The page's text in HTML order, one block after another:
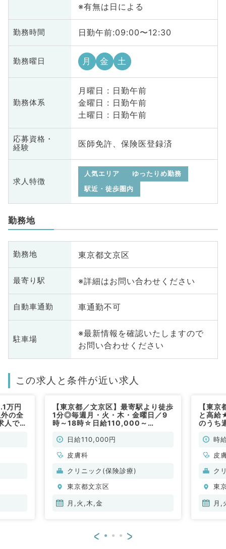
※有無は日による
勤務時間 日勤午前:09:00〜12:30
勤務曜日 月 金 土
勤務体系
月曜日 : 日勤午前
金曜日 : 日勤午前
土曜日 : 日勤午前
応募資格・
経験
医師免許、保険医登録済
求人特徴
人気エリア
ゆったりめ勤務
駅近・徒歩圏内
勤務地
勤務地 東京都文京区
最寄り駅 ※詳細はお問い合わせください
自動車通勤 車通勤不可
駐車場
※最新情報を確認いたしますので
お問い合わせください
この求人と条件が近い求人
万円
の全
人です
【東京都／文京区】最寄駅より徒歩
1分◎毎週月・火・木・金曜日／9
時～18時☆日給110,000～
す（皮膚科／非常勤）
日給110,000円
皮膚科
クリニック(保険診療)
東京都文京区
月,火,木,金
【東
と高給
のうち
非常勤
時
皮
ク
東
月,
< >